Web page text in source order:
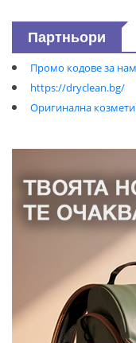
Партньори
Промо кодове за
https://dryclean.bg/
Оригинална